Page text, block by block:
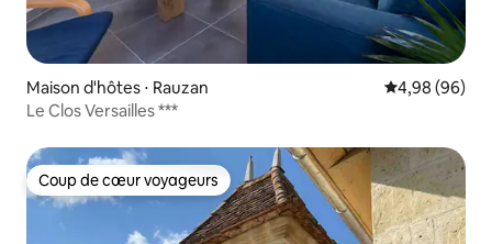
Maison d'hôtes ⋅ Rauzan Évaluation
4,98 (96)
Le Clos Versailles ***
Coup de cœur voyageurs
Coup de cœur voyageurs